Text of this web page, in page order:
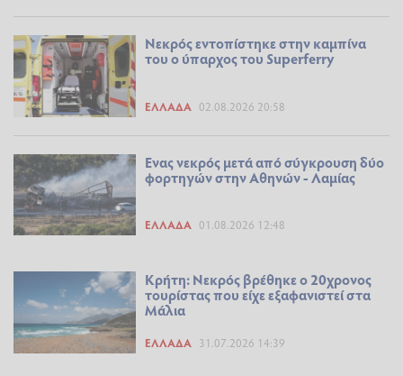
Νεκρός εντοπίστηκε στην καμπίνα
του ο ύπαρχος του Superferry
ΕΛΛΆΔΑ 02.08.2026 20:58
Ενας νεκρός μετά από σύγκρουση δύο
φορτηγών στην Αθηνών - Λαμίας
ΕΛΛΆΔΑ 01.08.2026 12:48
Κρήτη: Νεκρός βρέθηκε ο 20χρονος
τουρίστας που είχε εξαφανιστεί στα
Μάλια
ΕΛΛΆΔΑ 31.07.2026 14:39